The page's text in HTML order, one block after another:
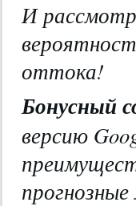
И
оттока!
Бонусный
версию